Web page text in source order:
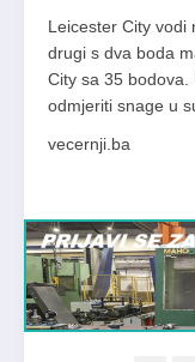
Leicester City vodi
drugi s dva boda
City sa 35
odmjeriti snage u
vecernji.ba